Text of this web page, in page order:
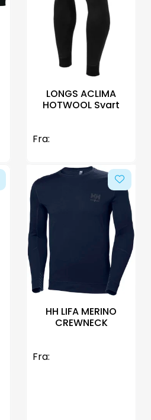
LONGS ACLIMA
HOTWOOL Svart
Fra:
HH LIFA MERINO
CREWNECK
Fra: